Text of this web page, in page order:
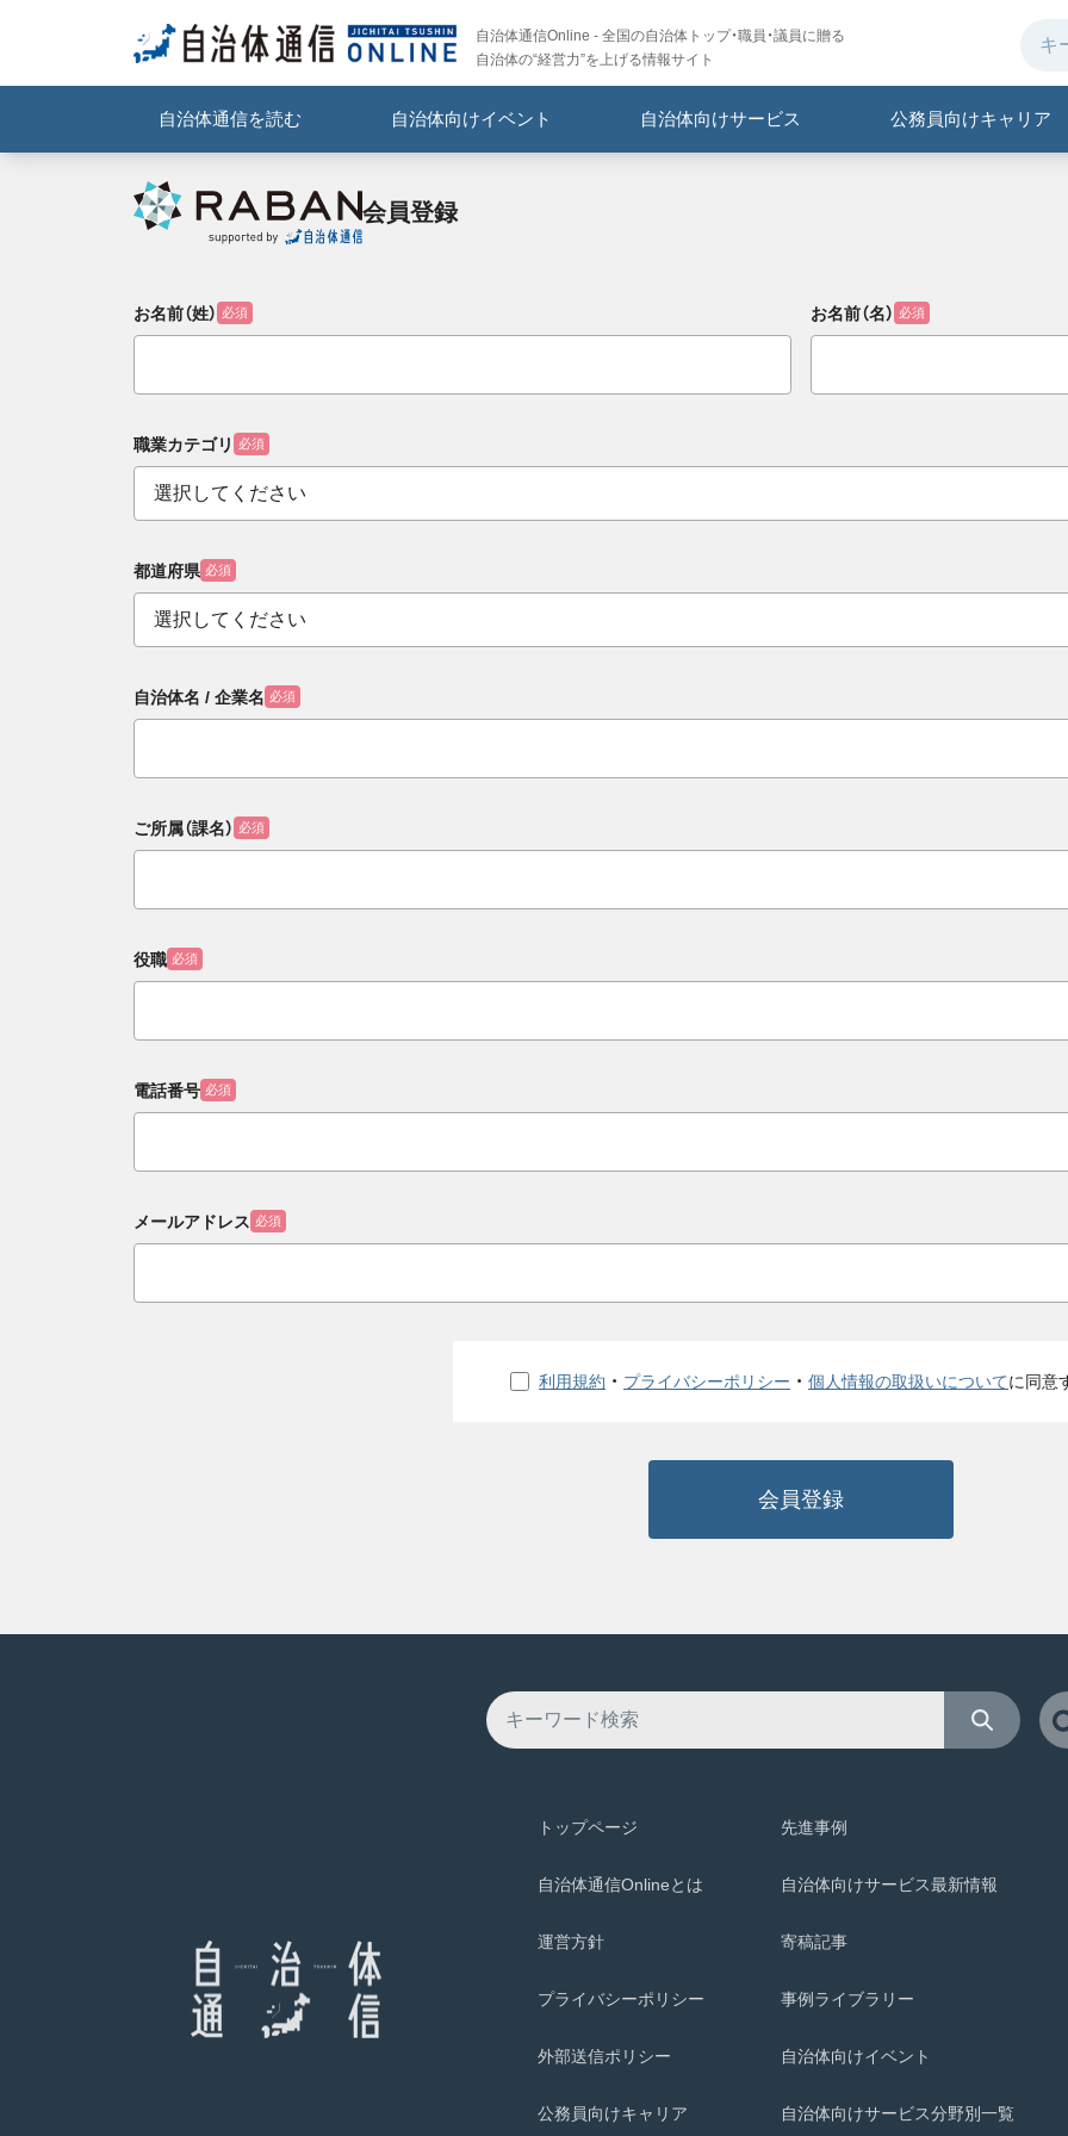
自治体通信Online - 全国の自治体トップ・職員・議員に贈る
自治体の“経営力”を上げる情報サイト
自治体通信を読む 自治体向けイベント 自治体向けサービス 公務員向けキャリア
会員登録
お名前（姓） 必須 お名前（名） 必須
職業カテゴリ 必須
都道府県 必須
自治体名 / 企業名 必須
ご所属（課名） 必須
役職 必須
電話番号 必須
メールアドレス 必須
利用規約 ・ プライバシーポリシー ・ 個人情報の取扱いについてに同意
会員登録
トップページ
自治体通信Onlineとは
運営方針
プライバシーポリシー
外部送信ポリシー
公務員向けキャリア
先進事例
自治体向けサービス最新情報
寄稿記事
事例ライブラリー
自治体向けイベント
自治体向けサービス分野別一覧